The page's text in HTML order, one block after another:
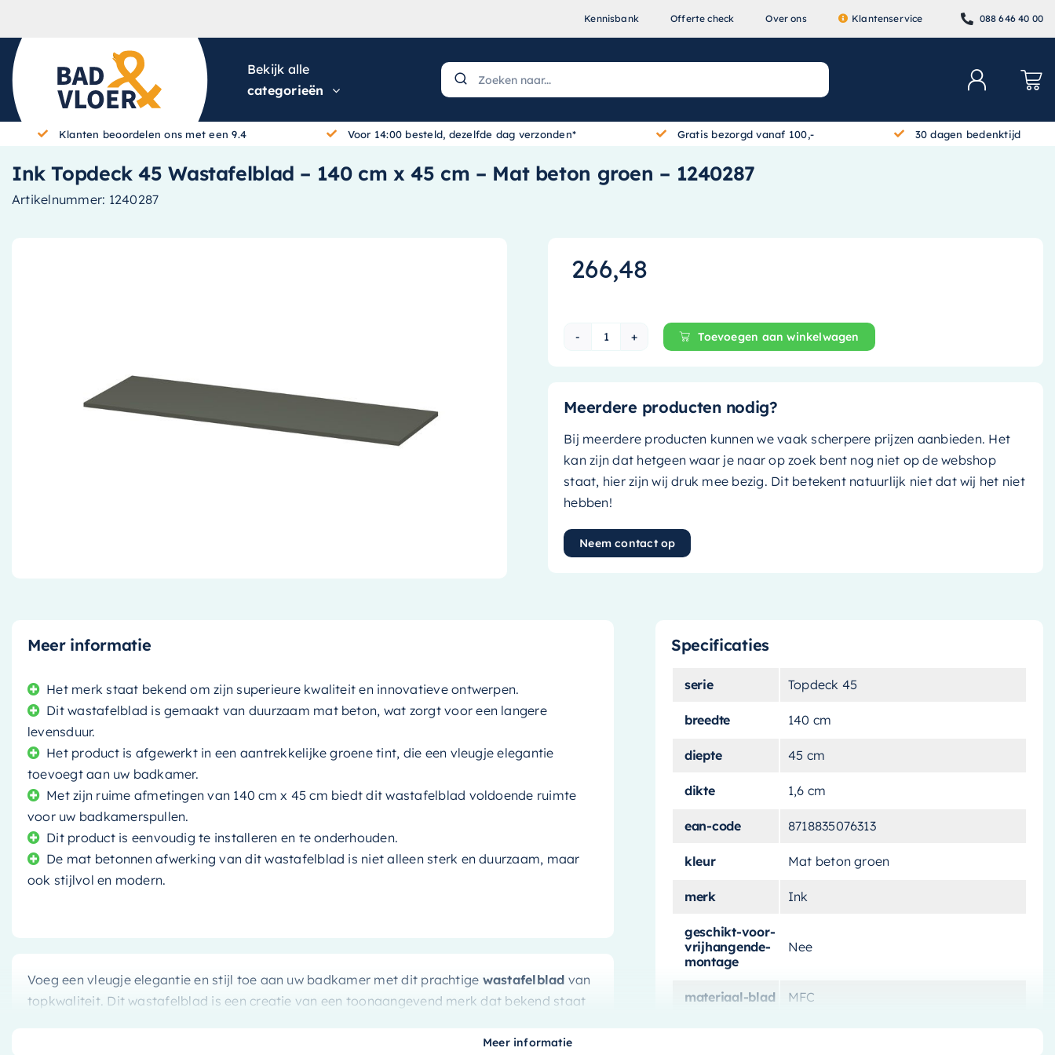
Kennisbank Offerte check Over ons Klantenservice 088 646 40 00
Bekijk alle
categorieën
Klanten beoordelen ons met een 9.4 Voor 14:00 besteld, dezelfde dag verzonden* Gratis bezorgd vanaf 100,- 30 dagen bedenktijd
Ink Topdeck 45 Wastafelblad – 140 cm x 45 cm – Mat beton groen – 1240287
Artikelnummer: 1240287
266,48
Ink Topdeck 45 Wastafelblad - 140 cm x 45 cm - Mat beton groen -
Toevoegen aan winkelwagen
Meerdere producten nodig?
Bij meerdere producten kunnen we vaak scherpere prijzen aanbieden. Het
kan zijn dat hetgeen waar je naar op zoek bent nog niet op de webshop
staat, hier zijn wij druk mee bezig. Dit betekent natuurlijk niet dat wij het niet
hebben!
Neem contact op
Meer informatie
Het merk staat bekend om zijn superieure kwaliteit en innovatieve ontwerpen.
Dit wastafelblad is gemaakt van duurzaam mat beton, wat zorgt voor een langere
levensduur.
Het product is afgewerkt in een aantrekkelijke groene tint, die een vleugje elegantie
toevoegt aan uw badkamer.
Met zijn ruime afmetingen van 140 cm x 45 cm biedt dit wastafelblad voldoende ruimte
voor uw badkamerspullen.
Dit product is eenvoudig te installeren en te onderhouden.
De mat betonnen afwerking van dit wastafelblad is niet alleen sterk en duurzaam, maar
ook stijlvol en modern.
Voeg een vleugje elegantie en stijl toe aan uw badkamer met dit prachtige wastafelblad van
topkwaliteit. Dit wastafelblad is een creatie van een toonaangevend merk dat bekend staat
aandacht voor detail en vakmanschap, wat duidelijk te zien is in de verfijnde afwerking en de
Specificaties
serie Topdeck 45
breedte 140 cm
diepte 45 cm
dikte 1,6 cm
ean-code 8718835076313
kleur Mat beton groen
merk Ink
geschikt-voor-
vrijhangende-
montage
Nee
materiaal-blad MFC
Meer informatie